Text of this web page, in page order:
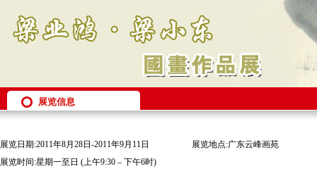
展览信息
展览日期:2011年8月28日-2011年9月11日
展览地点:广东云峰画苑
展览时间:星期一至日 (上午9:30 – 下午6时)